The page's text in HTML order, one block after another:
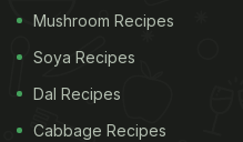
Mushroom Recipes
Soya Recipes
Dal Recipes
Cabbage Recipes